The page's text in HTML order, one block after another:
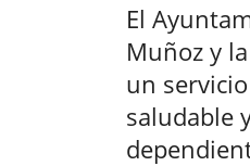
El
Muñoz y
un
saludable